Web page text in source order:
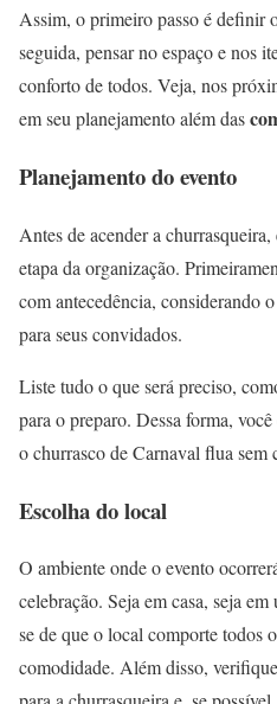
Assim, o primeiro passo é definir
seguida, pensar no espaço e nos
conforto de todos. Veja, nos
em seu planejamento além das
Planejamento do evento
Antes de acender a
etapa da organização.
com antecedência, considerando
para seus convidados.
Liste tudo o que será preciso,
para o preparo. Dessa forma,
o churrasco de Carnaval flua sem
Escolha do local
O ambiente onde o evento
celebração. Seja em casa, seja
se de que o local comporte todos
comodidade. Além disso,